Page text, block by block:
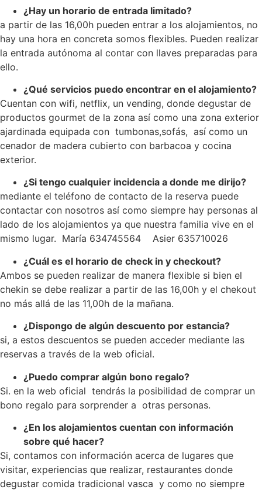
¿Hay un horario de entrada limitado?
a partir de las 16,00h pueden entrar a los alojamientos, no
hay una hora en concreta somos flexibles. Pueden realizar
la entrada autónoma al contar con llaves preparadas para
ello.
¿Qué servicios puedo encontrar en el alojamiento?
Cuentan con wifi, netflix, un vending, donde degustar de
productos gourmet de la zona así como una zona exterior
ajardinada equipada con tumbonas,sofás, así como un
cenador de madera cubierto con barbacoa y cocina
exterior.
¿Si tengo cualquier incidencia a donde me dirijo?
mediante el teléfono de contacto de la reserva puede
contactar con nosotros así como siempre hay personas al
lado de los alojamientos ya que nuestra familia vive en el
mismo lugar. María 634745564 Asier 635710026
¿Cuál es el horario de check in y checkout?
Ambos se pueden realizar de manera flexible si bien el
chekin se debe realizar a partir de las 16,00h y el chekout
no más allá de las 11,00h de la mañana.
¿Dispongo de algún descuento por estancia?
si, a estos descuentos se pueden acceder mediante las
reservas a través de la web oficial.
¿Puedo comprar algún bono regalo?
Si. en la web oficial tendrás la posibilidad de comprar un
bono regalo para sorprender a otras personas.
¿En los alojamientos cuentan con información
sobre qué hacer?
Si, contamos con información acerca de lugares que
visitar, experiencias que realizar, restaurantes donde
degustar comida tradicional vasca y como no siempre